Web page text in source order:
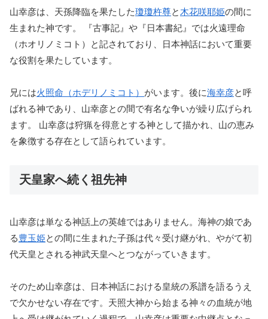
山幸彦は、天孫降臨を果たした瓊瓊杵尊と 木花咲耶姫の間に
生まれた神です。 『古事記』や『日本書紀』では火遠理命
（ホオリノミコト）と記されており、日本神話において重要
な役割を果たしています。
兄には火照命（ホデリノミコト） がいます。後に海幸彦と呼
ばれる神であり、山幸彦との間で有名な争いが繰り広げられ
ます。 山幸彦は狩猟を得意とする神として描かれ、山の恵み
を象徴する存在として語られています。
天皇家へ続く祖先神
山幸彦は単なる神話上の英雄ではありません。海神の娘であ
る豊玉姫との間に生まれた子孫は代々受け継がれ、やがて初
代天皇とされる神武天皇へとつながっていきます。
そのため山幸彦は、日本神話における皇統の系譜を語るうえ
で欠かせない存在です。天照大神から始まる神々の血統が地